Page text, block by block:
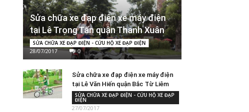
Sửa chữa xe đạp điện xe máy điện
tại Lê Trọng Tấn quận Thanh Xuân
SỬA CHỮA XE ĐẠP ĐIỆN - CỨU HỘ XE ĐẠP ĐIỆN
28/07/2017 0
Sửa chữa xe đạp điện xe máy điện
tại Lê Văn Hiến quận Bắc Từ Liêm
SỬA CHỮA XE ĐẠP ĐIỆN - CỨU HỘ XE ĐẠP
ĐIỆN
27/07/2017